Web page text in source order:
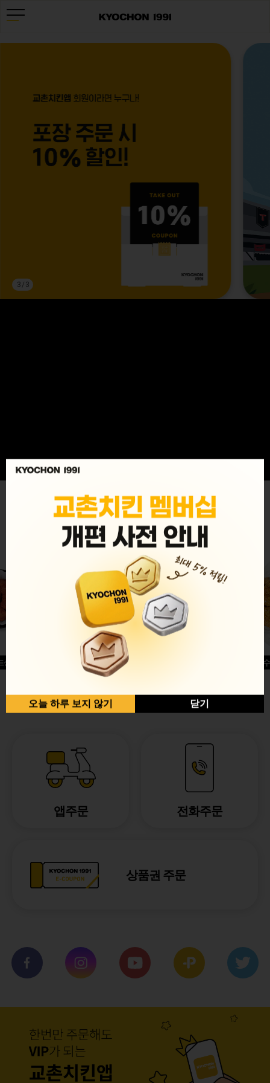
3/ 3
MENU
글윙
반반순살[레드+허니]
허니옥
앱주문 전화주문
상품권 주문
오늘 하루 보지 않기 닫기